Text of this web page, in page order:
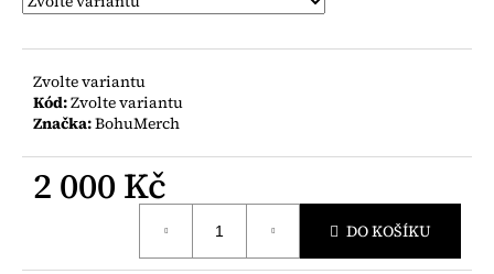
Zvolte variantu
Kód:Zvolte variantu
Značka:BohuMerch
2 000 Kč
DO KOŠÍKU